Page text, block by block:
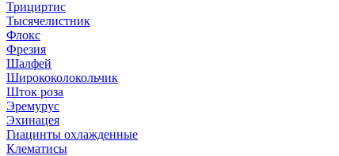
Трициртис
Тысячелистник
Флокс
Фрезия
Шалфей
Ширококолокольчик
Шток роза
Эремурус
Эхинацея
Гиацинты охлажденные
Клематисы